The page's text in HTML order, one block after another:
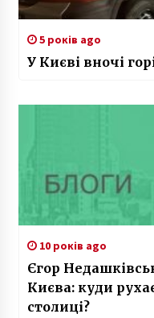
5 років ago
У Києві вночі
10 років ago
Єгор
Києва: куди
столиці?